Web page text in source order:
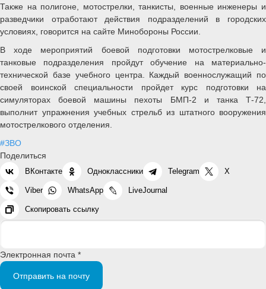
Также на полигоне, мотострелки, танкисты, военные инженеры и
разведчики отработают действия подразделений в городских
условиях, говорится на сайте Минобороны России.
В ходе мероприятий боевой подготовки мотострелковые и
танковые подразделения пройдут обучение на материально-
технической базе учебного центра. Каждый военнослужащий по
своей воинской специальности пройдет курс подготовки на
симуляторах боевой машины пехоты БМП-2 и танка Т-72,
выполнит упражнения учебных стрельб из штатного вооружения
мотострелкового отделения.
#ЗВО
Поделиться
ВКонтакте Одноклассники Telegram X
Viber WhatsApp LiveJournal
Скопировать ссылку
Электронная почта *
Отправить на почту